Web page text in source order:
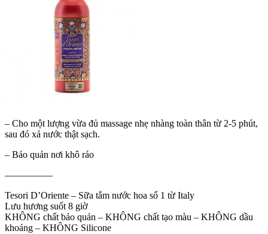
– Cho một lượng vừa đủ massage nhẹ nhàng toàn thân từ 2-5 phút,
sau đó xả nước thật sạch.
– Bảo quản nơi khô ráo
—————
Tesori D’Oriente – Sữa tắm nước hoa số 1 từ Italy
Lưu hương suốt 8 giờ
KHÔNG chất bảo quản – KHÔNG chất tạo màu – KHÔNG dầu
khoáng – KHÔNG Silicone